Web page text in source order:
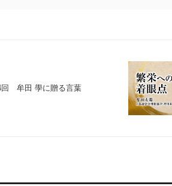
回 牟田 學に贈る言葉